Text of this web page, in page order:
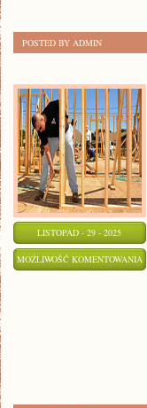
POSTED BY ADMIN
LISTOPAD - 29 - 2025
MOŻLIWOŚĆ KOMENTOWANIA